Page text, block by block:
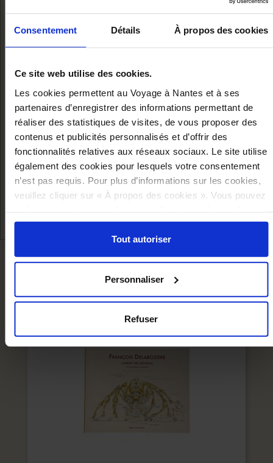
Consentement Détails À propos des cookies
Ce site web utilise des cookies.
Les cookies permettent au Voyage à Nantes et à ses
partenaires d’enregistrer des informations permettant de
réaliser des statistiques de visites, de vous proposer des
contenus et publicités personnalisés et d’offrir des
fonctionnalités relatives aux réseaux sociaux. Le site utilise
également des cookies pour lesquels votre consentement
n’est pas requis. Pour plus d’informations sur les cookies,
veuillez cliquer sur « À propos des cookies ». Vous pouvez
selon les finalités via l'onglet « Détails ». À tout moment,
vous pouvez modifier votre choix en cliquant sur le lien
« Cookies » en bas des pages du site.
Tout autoriser
Personnaliser
Refuser
HERON MAGNET
€4.50
Add to cart
WE RECOMMEND YOU